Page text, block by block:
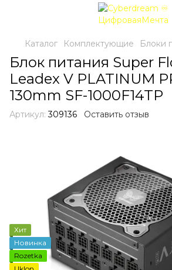
Каталог Комплектующие Блоки
Блок питания Super
Leadex V PLATINUM
130mm SF-1000F14TP
Артикул: 309136 Оставить отзыв
Хит
Новинка
Rozetka